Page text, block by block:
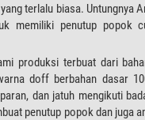
terlalu biasa. Untungnya
memiliki penutup popok
produksi terbuat dari
doff berbahan dasar
dan jatuh mengikuti
penutup popok dan juga